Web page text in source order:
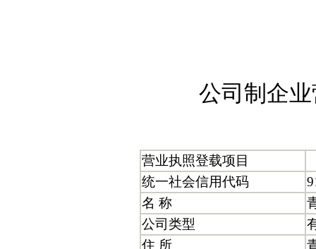
公司制企
营业执照登载项目
统一社会信用代码
名 称
公司类型
住 所